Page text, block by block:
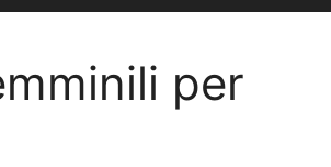
per